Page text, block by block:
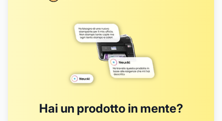
Hai un prodotto in mente?